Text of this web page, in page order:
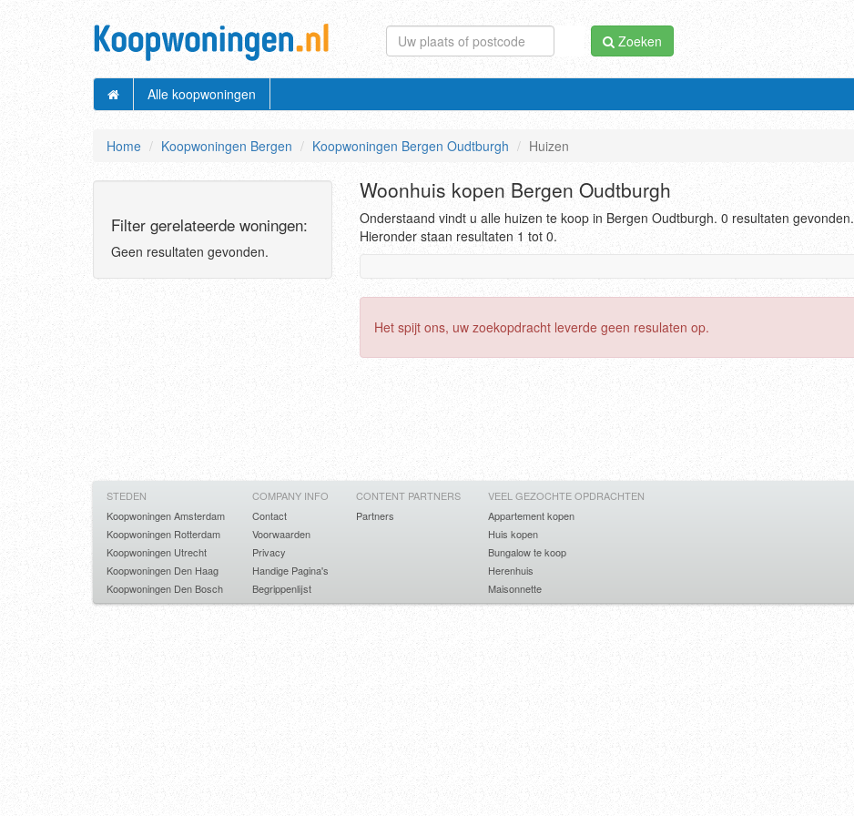
Zoeken
Alle koopwoningen
Home Koopwoningen Bergen Koopwoningen Bergen Oudtburgh Huizen
Woonhuis kopen Bergen Oudtburgh
Onderstaand vindt u alle huizen te koop in Bergen Oudtburgh. 0 resultaten gevonden.
Hieronder staan resultaten 1 tot 0.
Het spijt ons, uw zoekopdracht leverde geen resulaten op.
Filter gerelateerde woningen:
Geen resultaten gevonden.
STEDEN
Koopwoningen Amsterdam
Koopwoningen Rotterdam
Koopwoningen Utrecht
Koopwoningen Den Haag
Koopwoningen Den Bosch
COMPANY INFO
Contact
Voorwaarden
Privacy
Handige Pagina's
Begrippenlijst
CONTENT PARTNERS
Partners
VEEL GEZOCHTE OPDRACHTEN
Appartement kopen
Huis kopen
Bungalow te koop
Herenhuis
Maisonnette